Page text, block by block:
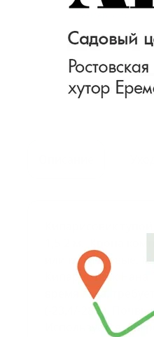
Кипарисовик
1,5-2 м. Крона
или коричневые.
Кипарисовик
время года,
(-23,4/-28,8).
Используется